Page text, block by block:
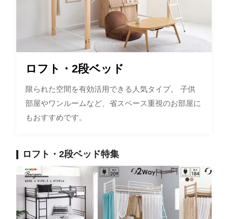
ロフト・2段ベッド
限られた空間を有効活用できる人気タイプ。 子供
部屋やワンルームなど、省スペース重視のお部屋に
もおすすめです。
ロフト・2段ベッド特集